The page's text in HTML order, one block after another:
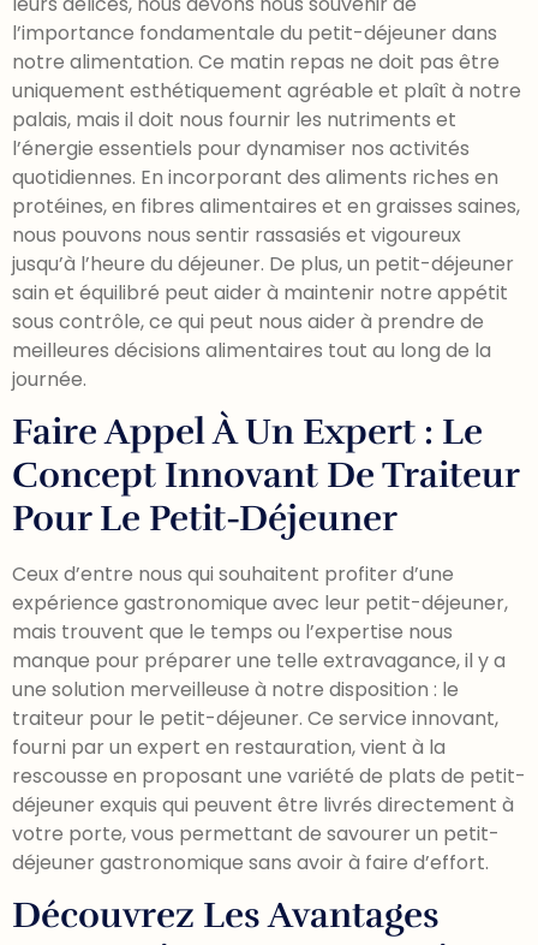
l’importance fondamentale du petit-déjeuner dans
notre alimentation. Ce matin repas ne doit pas être
uniquement esthétiquement agréable et plaît à notre
palais, mais il doit nous fournir les nutriments et
l’énergie essentiels pour dynamiser nos activités
quotidiennes. En incorporant des aliments riches en
protéines, en fibres alimentaires et en graisses saines,
nous pouvons nous sentir rassasiés et vigoureux
jusqu’à l’heure du déjeuner. De plus, un petit-déjeuner
sain et équilibré peut aider à maintenir notre appétit
sous contrôle, ce qui peut nous aider à prendre de
meilleures décisions alimentaires tout au long de la
journée.
Faire Appel À Un Expert : Le
Concept Innovant De Traiteur
Pour Le Petit-Déjeuner
Ceux d’entre nous qui souhaitent profiter d’une
expérience gastronomique avec leur petit-déjeuner,
mais trouvent que le temps ou l’expertise nous
manque pour préparer une telle extravagance, il y a
une solution merveilleuse à notre disposition : le
traiteur pour le petit-déjeuner. Ce service innovant,
fourni par un expert en restauration, vient à la
rescousse en proposant une variété de plats de petit-
déjeuner exquis qui peuvent être livrés directement à
votre porte, vous permettant de savourer un petit-
déjeuner gastronomique sans avoir à faire d’effort.
Découvrez Les Avantages